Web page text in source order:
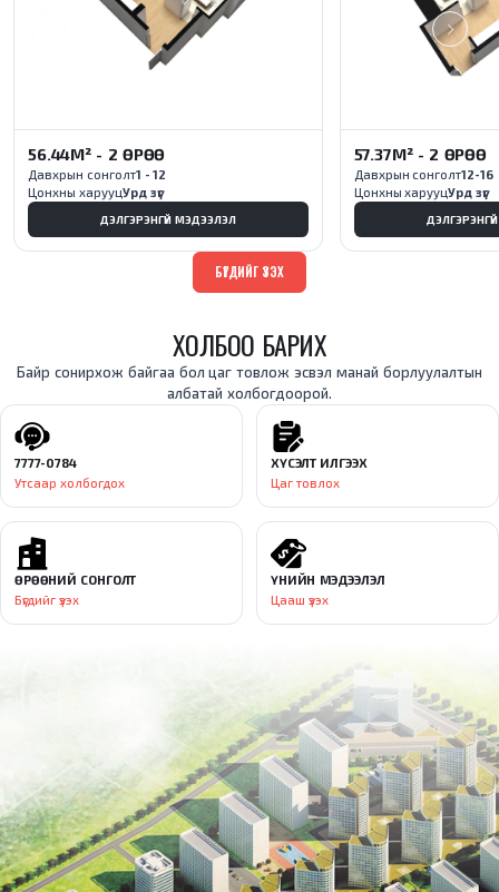
56.44М² - 2 ӨРӨӨ
Давхрын сонголт1 - 12
Цонхны харууцУрд зүг
ДЭЛГЭРЭНГҮЙ МЭДЭЭЛЭЛ
57.37М² - 2 ӨРӨӨ
Давхрын сонголт12-16
Цонхны харууцУрд зүг
БҮГДИЙГ ҮЗЭХ
ХОЛБОО БАРИХ
Байр сонирхож байгаа бол цаг товлож эсвэл манай борлуулалтын
албатай холбогдоорой.
7777-0784
Утсаар холбогдох
ХҮСЭЛТ ИЛГЭЭХ
Цаг товлох
ӨРӨӨНИЙ СОНГОЛТ
Бүгдийг үзэх
ҮНИЙН МЭДЭЭЛЭЛ
Цааш үзэх